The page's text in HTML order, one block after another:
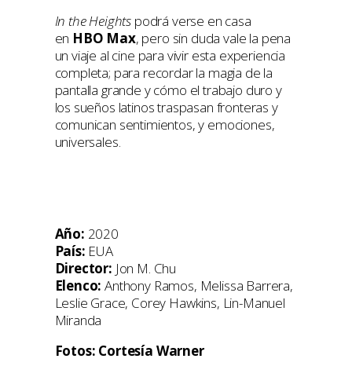
In the Heights podrá verse en casa
en HBO Max, pero sin duda vale la pena
un viaje al cine para vivir esta experiencia
completa; para recordar la magia de la
pantalla grande y cómo el trabajo duro y
los sueños latinos traspasan fronteras y
comunican sentimientos, y emociones,
universales.
Año: 2020
País: EUA
Director: Jon M. Chu
Elenco: Anthony Ramos, Melissa Barrera,
Leslie Grace, Corey Hawkins, Lin-Manuel
Miranda
Fotos: Cortesía Warner